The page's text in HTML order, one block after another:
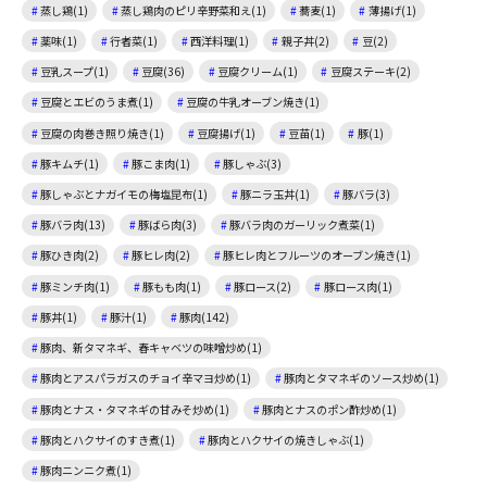
蒸し鶏(1)
蒸し鶏肉のピリ辛野菜和え(1) 蕎麦(1)
薄揚げ(1)
薬味(1)
行者菜(1) 西洋料理(1) 親子丼(2)
豆(2)
豆乳スープ(1)
豆腐(36) 豆腐クリーム(1)
豆腐ステーキ(2)
豆腐とエビのうま煮(1)
豆腐の牛乳オーブン焼き(1)
豆腐の肉巻き照り焼き(1)
豆腐揚げ(1) 豆苗(1)
豚(1)
豚キムチ(1)
豚こま肉(1)
豚しゃぶ(3)
豚しゃぶとナガイモの梅塩昆布(1)
豚ニラ玉丼(1)
豚バラ(3)
豚バラ肉(13)
豚ばら肉(3)
豚バラ肉のガーリック煮菜(1)
豚ひき肉(2)
豚ヒレ肉(2)
豚ヒレ肉とフルーツのオーブン焼き(1)
豚ミンチ肉(1)
豚もも肉(1) 豚ロース(2)
豚ロース肉(1)
豚丼(1)
豚汁(1)
豚肉(142)
豚肉、新タマネギ、春キャベツの味噌炒め(1)
豚肉とアスパラガスのチョイ辛マヨ炒め(1)
豚肉とタマネギのソース炒め(1)
豚肉とナス・タマネギの甘みそ炒め(1)
豚肉とナスのポン酢炒め(1)
豚肉とハクサイのすき煮(1)
豚肉とハクサイの焼きしゃぶ(1)
豚肉ニンニク煮(1)